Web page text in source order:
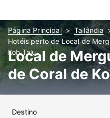
Página Principal
Tailândia
Hotéis perto de Local de
Koh Talu
Local de
de Coral de
Destino